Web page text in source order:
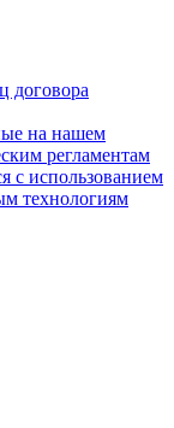
договора
на нашем
регламентам
с использованием
технологиям